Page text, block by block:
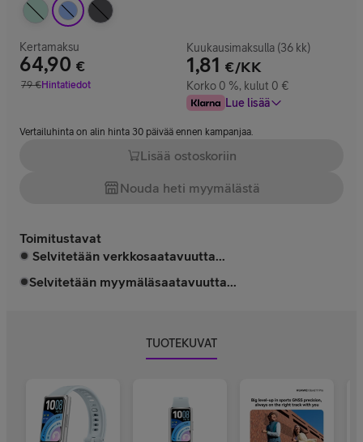
Kertamaksu
64,90 €
Hinta 64,90 €
79€
Vertailuhinta 79 €
Hintatiedot
Kuukausimaksulla (36 kk)
1,81 €/KK
Korko 0 %, kulut 0 €
Lue lisää
Vertailuhinta on alin hinta 30 päivää ennen kampanjaa.
Lisää ostoskoriin
Nouda heti myymälästä
Toimitustavat
Selvitetään verkkosaatavuutta...
Selvitetään myymäläsaatavuutta...
TUOTEKUVAT